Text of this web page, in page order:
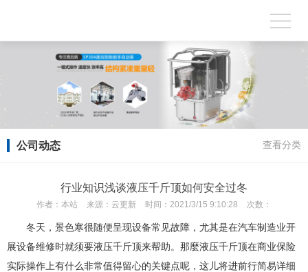
公司动态 查看分类
行业知识浅谈液压千斤顶如何安全过冬
作者： 本站 来源： 云更新 时间： 2021/3/15 9:10:28 次数：
冬天，景色寒很随便呈现设备常见故障，尤其是在汽车制造业开
展设备维修时就须要液压千斤顶来帮助。那麼液压千斤顶在商业保险
实际操作上有什么非常值得留心的关键点呢，这儿将进前行简易详细